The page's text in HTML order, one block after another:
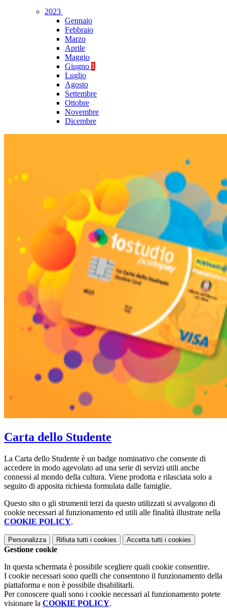
2023
Gennaio
Febbraio
Marzo
Aprile
Maggio
Giugno 1
Luglio
Agosto
Settembre
Ottobre
Novembre
Dicembre
Carta dello Studente
La Carta dello Studente è un badge nominativo che consente di
accedere in modo agevolato ad una serie di servizi utili anche
connessi al mondo della cultura. Viene prodotta e rilasciata solo a
seguito di apposita richiesta formulata dalle famiglie.
Questo sito o gli strumenti terzi da questo utilizzati si avvalgono di
cookie necessari al funzionamento ed utili alle finalità illustrate nella
COOKIE POLICY.
Personalizza Rifiuta tutti i cookies Accetta tutti i cookies
Gestione cookie
In questa schermata è possibile scegliere quali cookie consentire.
I cookie necessari sono quelli che consentono il funzionamento della
piattaforma e non è possibile disabilitarli.
Per conoscere quali sono i cookie necessari al funzionamento potete
visionare la COOKIE POLICY.